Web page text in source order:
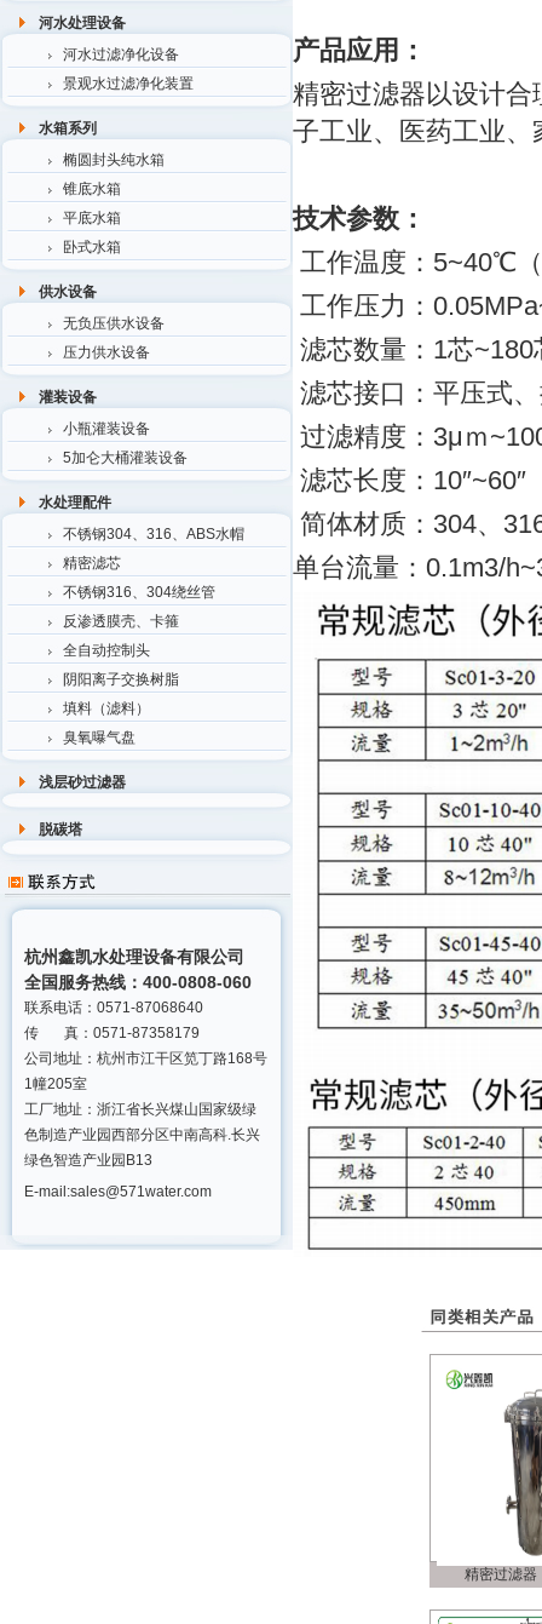
河水处理设备
河水过滤净化设备
景观水过滤净化装置
水箱系列
椭圆封头纯水箱
锥底水箱
平底水箱
卧式水箱
供水设备
无负压供水设备
压力供水设备
灌装设备
小瓶灌装设备
5加仑大桶灌装设备
水处理配件
不锈钢304、316、ABS水帽
精密滤芯
不锈钢316、304绕丝管
反渗透膜壳、卡箍
全自动控制头
阴阳离子交换树脂
填料（滤料）
臭氧曝气盘
浅层砂过滤器
脱碳塔
杭州鑫凯水处理设备有限公司
全国服务热线：400-0808-060
联系电话：0571-87068640
传 真：0571-87358179
公司地址：杭州市江干区笕丁路168号
1幢205室
工厂地址：浙江省长兴煤山国家级绿
色制造产业园西部分区中南高科.长兴
绿色智造产业园B13
E-mail:sales@571water.com
产品应用：
精密过滤器以设计
子工业、医药工业
技术参数：
工作温度：5~40℃
工作压力：
滤芯数量：1芯~180
滤芯接口：平压式
过滤精度：3μｍ
滤芯长度：
简体材质：304、
单台流量：0.1m3/
精密过滤器